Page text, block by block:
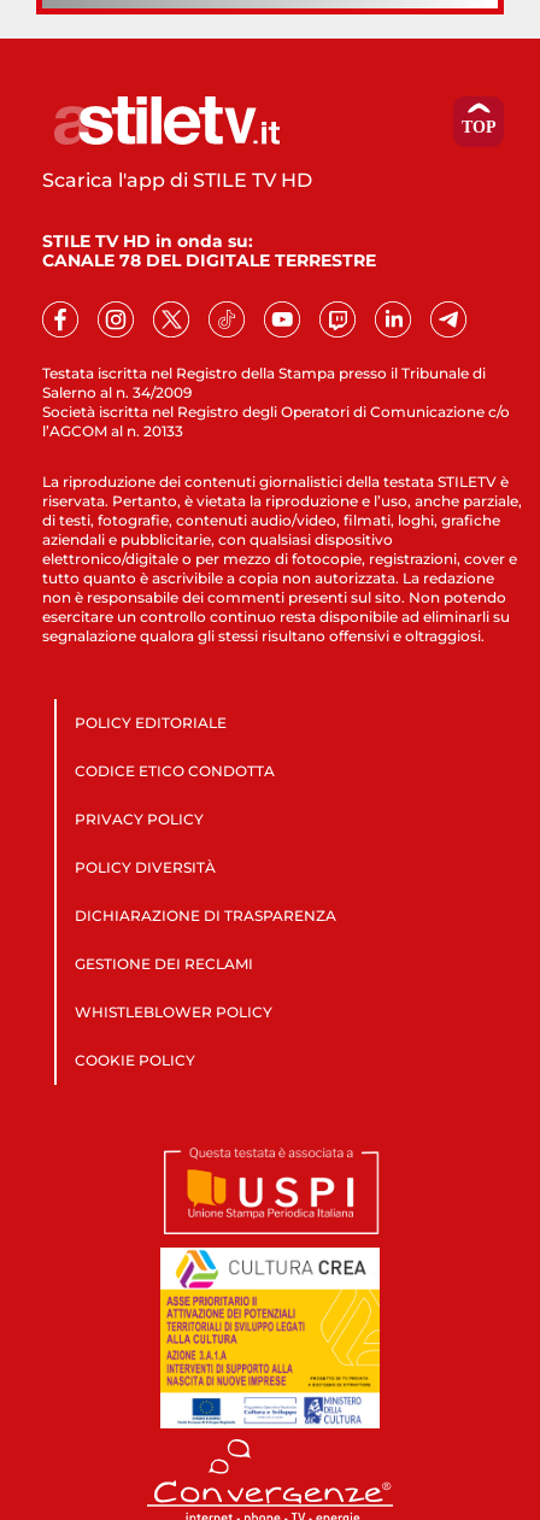
Testata iscritta nel Registro della Stampa presso il Tribunale di
Salerno al n. 34/2009
Società iscritta nel Registro degli Operatori di Comunicazione c/o
l’AGCOM al n. 20133
Scarica l'app di STILE TV HD
STILE TV HD in onda su:
CANALE 78 DEL DIGITALE TERRESTRE
La riproduzione dei contenuti giornalistici della testata STILETV è
riservata. Pertanto, è vietata la riproduzione e l’uso, anche parziale,
di testi, fotografie, contenuti audio/video, filmati, loghi, grafiche
aziendali e pubblicitarie, con qualsiasi dispositivo
elettronico/digitale o per mezzo di fotocopie, registrazioni, cover e
tutto quanto è ascrivibile a copia non autorizzata. La redazione
non è responsabile dei commenti presenti sul sito. Non potendo
esercitare un controllo continuo resta disponibile ad eliminarli su
segnalazione qualora gli stessi risultano offensivi e oltraggiosi.
POLICY EDITORIALE
CODICE ETICO CONDOTTA
PRIVACY POLICY
POLICY DIVERSITÀ
DICHIARAZIONE DI TRASPARENZA
GESTIONE DEI RECLAMI
WHISTLEBLOWER POLICY
COOKIE POLICY